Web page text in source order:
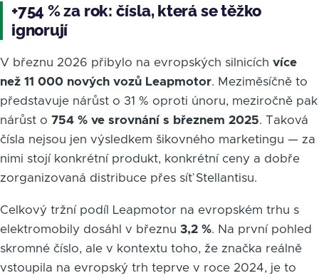
+754 % za rok: čísla, která se těžko
ignorují
V březnu 2026 přibylo na evropských silnicích více
než 11 000 nových vozů Leapmotor. Meziměsíčně to
představuje nárůst o 31 % oproti únoru, meziročně pak
nárůst o 754 % ve srovnání s březnem 2025. Taková
čísla nejsou jen výsledkem šikovného marketingu — za
nimi stojí konkrétní produkt, konkrétní ceny a dobře
zorganizovaná distribuce přes síť Stellantisu.
Celkový tržní podíl Leapmotor na evropském trhu s
elektromobily dosáhl v březnu 3,2 %. Na první pohled
skromné číslo, ale v kontextu toho, že značka reálně
vstoupila na evropský trh teprve v roce 2024, je to